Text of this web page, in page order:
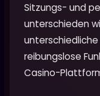
Sitzungs- und
unterschieden
reibungslose
Casino-